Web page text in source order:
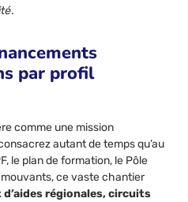
.
par profil
comme une mission
autant de temps qu’au
le plan de formation, le Pôle
ce vaste chantier
d’aides régionales, circuits